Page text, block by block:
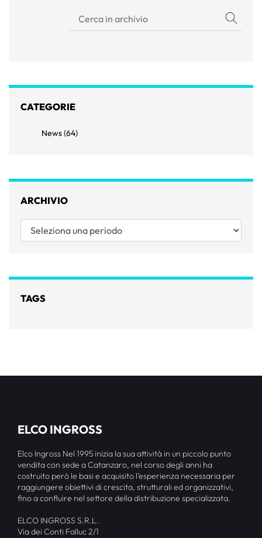
CATEGORIE
News (64)
ARCHIVIO
Seleziona una periodo
TAGS
ELCO INGROSS
Elco Ingross Nel 1995 inizia la sua attività in un piccolo punto
vendita con sede a Catanzaro, nel corso degli anni ha
costruito però le basi e acquisito l’esperienza necessaria per
raggiungere obiettivi di crescita, strutturali ed organizzativi,
fino a confluire nel settore della distribuzione specializzata.
ELCO INGROSS S.R.L.
Via dei Conti Falluc 2/1